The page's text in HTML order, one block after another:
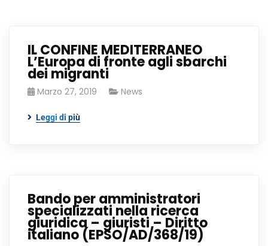
IL CONFINE MEDITERRANEO
L’Europa di fronte agli sbarchi
dei migranti
Marzo 27, 2019 News
Leggi di più
Bando per amministratori
specializzati nella ricerca
giuridica – giuristi – Diritto
italiano (EPSO/AD/368/19)